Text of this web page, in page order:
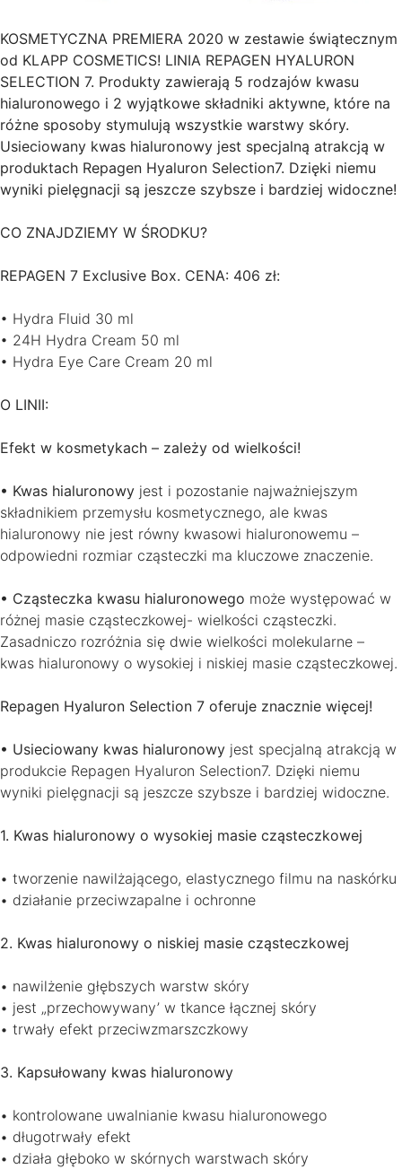
KOSMETYCZNA PREMIERA 2020 w zestawie świątecznym
od KLAPP COSMETICS! LINIA REPAGEN HYALURON
SELECTION 7. Produkty zawierają 5 rodzajów kwasu
hialuronowego i 2 wyjątkowe składniki aktywne, które na
różne sposoby stymulują wszystkie warstwy skóry.
Usieciowany kwas hialuronowy jest specjalną atrakcją w
produktach Repagen Hyaluron Selection7. Dzięki niemu
wyniki pielęgnacji są jeszcze szybsze i bardziej widoczne!
CO ZNAJDZIEMY W ŚRODKU?
REPAGEN 7 Exclusive Box. CENA: 406 zł:
• Hydra Fluid 30 ml
• 24H Hydra Cream 50 ml
• Hydra Eye Care Cream 20 ml
O LINII:
Efekt w kosmetykach – zależy od wielkości!
• Kwas hialuronowy jest i pozostanie najważniejszym
składnikiem przemysłu kosmetycznego, ale kwas
hialuronowy nie jest równy kwasowi hialuronowemu –
odpowiedni rozmiar cząsteczki ma kluczowe znaczenie.
• Cząsteczka kwasu hialuronowego może występować w
różnej masie cząsteczkowej- wielkości cząsteczki.
Zasadniczo rozróżnia się dwie wielkości molekularne –
kwas hialuronowy o wysokiej i niskiej masie cząsteczkowej.
Repagen Hyaluron Selection 7 oferuje znacznie więcej!
• Usieciowany kwas hialuronowy jest specjalną atrakcją w
produkcie Repagen Hyaluron Selection7. Dzięki niemu
wyniki pielęgnacji są jeszcze szybsze i bardziej widoczne.
1. Kwas hialuronowy o wysokiej masie cząsteczkowej
• tworzenie nawilżającego, elastycznego filmu na naskórku
• działanie przeciwzapalne i ochronne
2. Kwas hialuronowy o niskiej masie cząsteczkowej
• nawilżenie głębszych warstw skóry
• jest „przechowywany’ w tkance łącznej skóry
• trwały efekt przeciwzmarszczkowy
3. Kapsułowany kwas hialuronowy
• kontrolowane uwalnianie kwasu hialuronowego
• długotrwały efekt
• działa głęboko w skórnych warstwach skóry